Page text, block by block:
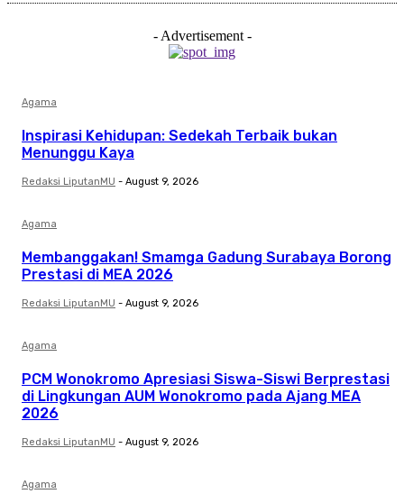
- Advertisement -
Agama
Inspirasi Kehidupan: Sedekah Terbaik bukan
Menunggu Kaya
Redaksi LiputanMU - August 9, 2026
Agama
Membanggakan! Smamga Gadung Surabaya Borong
Prestasi di MEA 2026
Redaksi LiputanMU - August 9, 2026
Agama
PCM Wonokromo Apresiasi Siswa-Siswi Berprestasi
di Lingkungan AUM Wonokromo pada Ajang MEA
2026
Redaksi LiputanMU - August 9, 2026
Agama